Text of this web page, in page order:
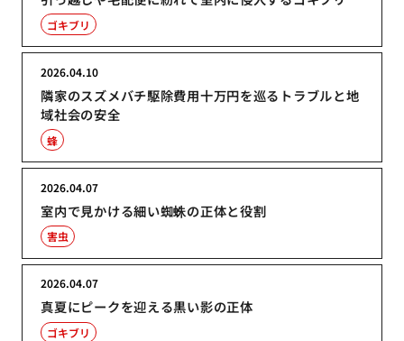
ゴキブリ
隣家のスズメバチ駆除費用十万円を巡るトラブルと地
域社会の安全
2026.04.10
蜂
室内で見かける細い蜘蛛の正体と役割
2026.04.07
害虫
真夏にピークを迎える黒い影の正体
2026.04.07
ゴキブリ